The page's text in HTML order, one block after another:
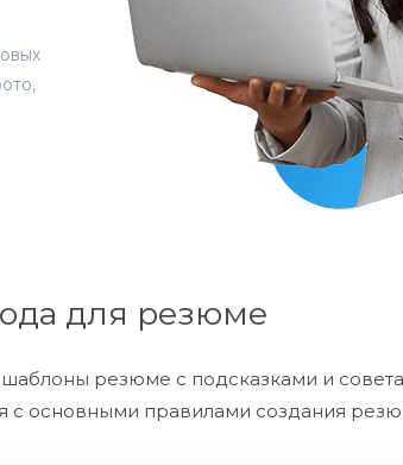
для резюме
резюме с подсказками и
основными правилами создания